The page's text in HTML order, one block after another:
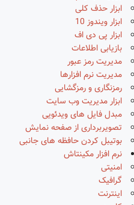
ابزار حذف کلی
ابزار ویندوز 10
ابزار پی دی اف
بازیابی اطلاعات
مدیریت رمز عبور
مدیریت نرم افزارها
رمزنگاری و رمزگشایی
ابزار مدیریت وب سایت
مبدل فایل های ویدئویی
تصویربرداری از صفحه نمایش
بوتیبل کردن حافظه های جانبی
نرم افزار مکینتاش
امنیتی
گرافیک
اینترنت